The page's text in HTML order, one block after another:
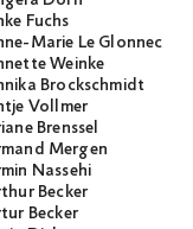
Fuchs
Marie Le Glonnec
Weinke
Brockschmidt
Vollmer
Brenssel
Mergen
Nassehi
Becker
Becker